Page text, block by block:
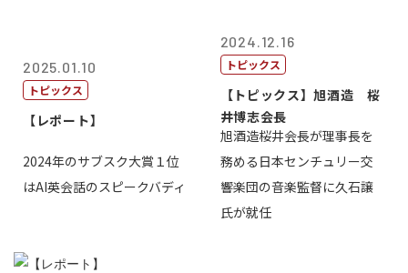
2025.01.10
トピックス
【レポート】
2024年のサブスク大賞１位
はAI英会話のスピークバディ
2024.12.16
トピックス
【トピックス】旭酒造 桜
井博志会長
旭酒造桜井会長が理事長を
務める日本センチュリー交
響楽団の音楽監督に久石譲
氏が就任